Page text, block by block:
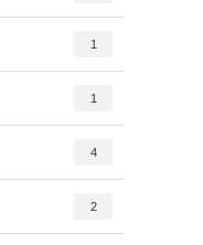
1
1
4
2